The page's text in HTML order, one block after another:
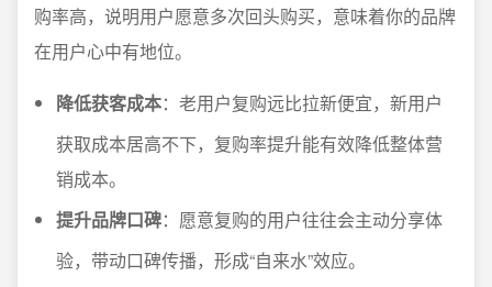
购率高，说明用户愿意多次回头购买，意味着你的品牌
在用户心中有地位。
降低获客成本：老用户复购远比拉新便宜，新用户
获取成本居高不下，复购率提升能有效降低整体营
销成本。
提升品牌口碑：愿意复购的用户往往会主动分享体
验，带动口碑传播，形成“自来水”效应。